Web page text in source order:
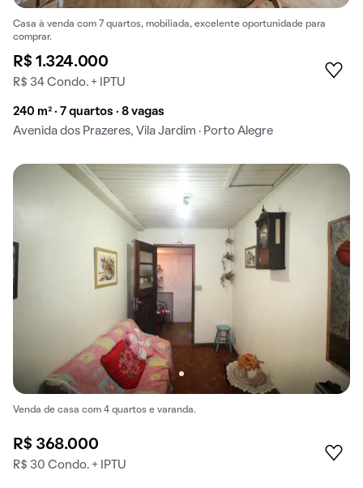
Casa à venda com 7 quartos, mobiliada, excelente oportunidade para
comprar.
R$ 1.324.000
R$ 34 Condo. + IPTU
240 m² · 7 quartos · 8 vagas
Avenida dos Prazeres, Vila Jardim · Porto Alegre
Venda de casa com 4 quartos e varanda.
R$ 368.000
R$ 30 Condo. + IPTU